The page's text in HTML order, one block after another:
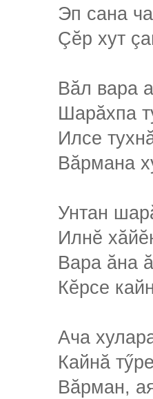
Эп сана
Çĕр хут
Вăл вара
Шарăхпа
Илсе
Вăрмана
Унтан
Илнĕ
Вара ăна
Кĕрсе
Ача
Кайнă
Вăрман,